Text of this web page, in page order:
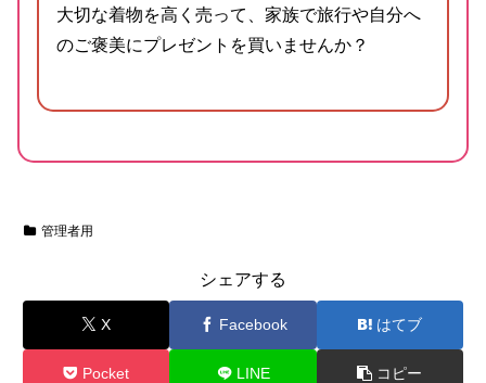
大切な着物を高く売って、家族で旅行や自分へ
のご褒美にプレゼントを買いませんか？
管理者用
シェアする
X Facebook はてブ
Pocket LINE コピー